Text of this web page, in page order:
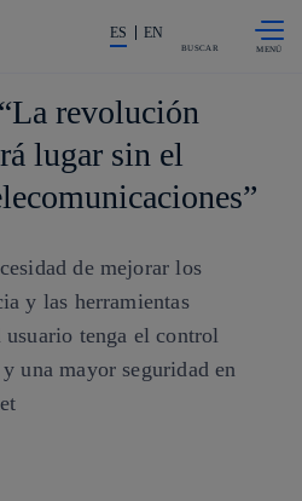
La acción en accionistas e
ES EN
BUSCAR
revolución
lugar sin el
de mejorar los
y las herramientas
usuario tenga el control
una mayor seguridad en